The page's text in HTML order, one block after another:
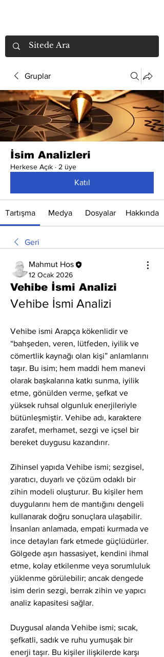
Gruplar
İsim Analizleri
Herkese Açık · 2 üye
Katıl
Tartışma Medya Dosyalar Hakkında
Geri
Mahmut Hos
12 Ocak 2026
Vehibe İsmi Analizi
Vehibe İsmi Analizi
Vehibe ismi Arapça kökenlidir ve
“bahşeden, veren, lütfeden, iyilik ve
cömertlik kaynağı olan kişi” anlamlarını
taşır. Bu isim; hem maddi hem manevi
olarak başkalarına katkı sunma, iyilik
etme, gönülden verme, şefkat ve
yüksek ruhsal olgunluk enerjileriyle
bütünleşmiştir. Vehibe adı, karaktere
zarafet, merhamet, sezgi ve içsel bir
bereket duygusu kazandırır.
Zihinsel yapıda Vehibe ismi; sezgisel,
yaratıcı, duyarlı ve çözüm odaklı bir
zihin modeli oluşturur. Bu kişiler hem
duygularını hem de mantığını dengeli
kullanarak doğru sonuçlara ulaşabilir.
İnsanları anlamada, empati kurmada ve
ince detayları fark etmede güçlüdürler.
Gölgede aşırı hassasiyet, kendini ihmal
etme, kolay etkilenme veya sorumluluk
yüklenme görülebilir; ancak dengede
isim derin sezgi, berrak zihin ve yapıcı
analiz kapasitesi sağlar.
Duygusal alanda Vehibe ismi; sıcak,
şefkatli, sadık ve ruhu yumuşak bir
enerji taşır. Bu kişiler ilişkilerde karşı